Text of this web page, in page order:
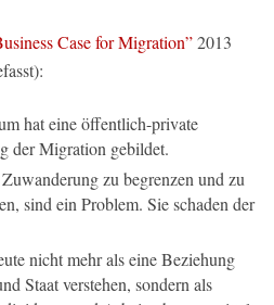
Case for Migration”2013
hat eine öffentlich-private
der Migration gebildet.
zu begrenzen und zu
sind ein Problem. Sie schaden der
nicht mehr als eine Beziehung
Staat verstehen, sondern als